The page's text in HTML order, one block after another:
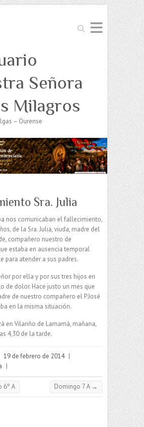
Buscar
Señora
Milagros
– Ourense
Sra. Julia
nos comunicaban el fallecimiento,
de la Sra. Julia, viuda, madre del
compañero nuestro de
estaba en ausencia temporal
para atender a sus padres.
por ella y por sus tres hijos en
de dolor. Hace justo un mes que
de nuestro compañero el P.José
en la misma situación.
en Vilariño de Lamamá, mañana,
4,30 de la tarde.
19 de febrero de 2014 |
|
6º A Domingo 7 A →